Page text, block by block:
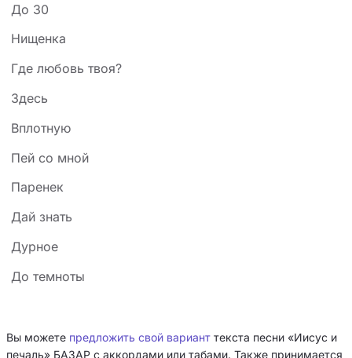
До 30
Нищенка
Где любовь твоя?
Здесь
Вплотную
Пей со мной
Паренек
Дай знать
Дурное
До темноты
Вы можете предложить свой вариант текста песни «Иисус и
печаль» БАЗАР с аккордами или табами. Также принимается